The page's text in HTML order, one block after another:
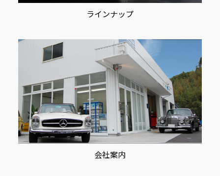
ラインナップ
会社案内